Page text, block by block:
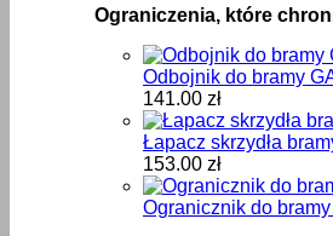
Ograniczenia, które
Odbojnik do bramy
141.00 zł
Łapacz skrzydła
153.00 zł
Ogranicznik do